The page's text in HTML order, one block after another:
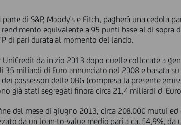
di S&P, Moody's e Fitch, pagherà una cedola
equivalente a 95 punti base al di sopra
di pari durata al momento del lancio.
da inizio 2013 dopo quelle collocate a
35 miliardi di Euro annunciato nel 2008 e basata
possessori delle OBG (compresa la presente
già stati segregati finora circa 21,4 miliardi di
del mese di giugno 2013, circa 208.000 mutui ed
da un loan-to-value medio pari a ca. 54,9%, da